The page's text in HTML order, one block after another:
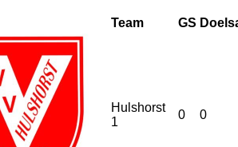
Team GS
Hulshorst
1
0 0